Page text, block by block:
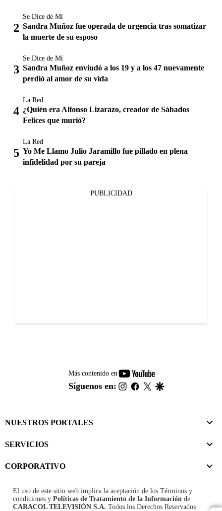
Se Dice de Mí
Sandra Muñoz fue operada de urgencia tras somatizar
la muerte de su esposo
Se Dice de Mí
Sandra Muñoz enviudó a los 19 y a los 47 nuevamente
perdió al amor de su vida
La Red
¿Quién era Alfonso Lizarazo, creador de Sábados
Felices que murió?
La Red
Yo Me Llamo Julio Jaramillo fue pillado en plena
infidelidad por su pareja
PUBLICIDAD
Más contenido en
youtube-
footer
Síguenos en: instagram
facebook
twitter
NUESTROS PORTALES
SERVICIOS
CORPORATIVO
El uso de este sitio web implica la aceptación de los Términos y
condiciones y Políticas de Tratamiento de la Información de
CARACOL TELEVISIÓN S.A. Todos los Derechos Reservados